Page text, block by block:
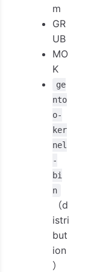
m
GR
UB
MO
K
ge
nto
o-
ker
nel
-
bi
n
（d
istri
but
ion
）